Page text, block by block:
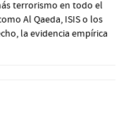
terrorismo en todo el
Al Qaeda, ISIS o los
la evidencia empírica